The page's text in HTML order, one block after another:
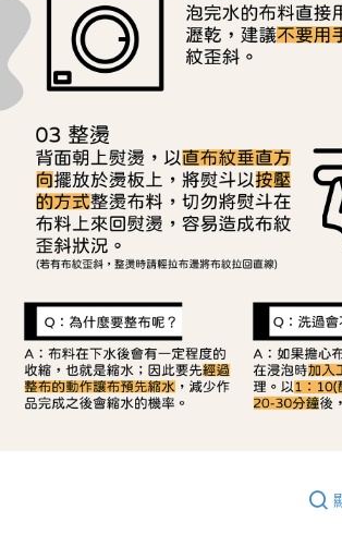
恩沛科技股份有限公司將有權停止該用戶之使用額度